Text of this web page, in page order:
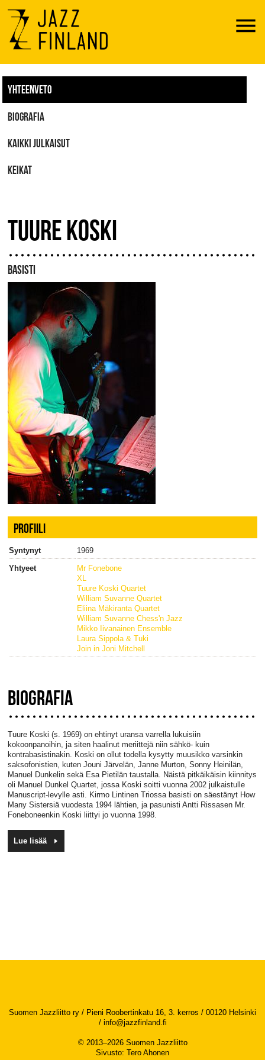
Menu
YHTEENVETO
BIOGRAFIA
KAIKKI JULKAISUT
KEIKAT
TUURE KOSKI
BASISTI
PROFIILI
Syntynyt
1969
Yhtyeet
Mr Fonebone
XL
Tuure Koski Quartet
William Suvanne Quartet
Eliina Mäkiranta Quartet
William Suvanne Chess'n Jazz
Mikko Iivanainen Ensemble
Laura Sippola & Tuki
Join in Joni Mitchell
BIOGRAFIA
Tuure Koski (s. 1969) on ehtinyt uransa varrella lukuisiin
kokoonpanoihin, ja siten haalinut meriittejä niin sähkö- kuin
kontrabasistinakin. Koski on ollut todella kysytty muusikko varsinkin
saksofonistien, kuten Jouni Järvelän, Janne Murton, Sonny Heinilän,
Manuel Dunkelin sekä Esa Pietilän taustalla. Näistä pitkäikäisin kiinnitys
oli Manuel Dunkel Quartet, jossa Koski soitti vuonna 2002 julkaistulle
Manuscript-levylle asti. Kirmo Lintinen Triossa basisti on säestänyt How
Many Sistersiä vuodesta 1994 lähtien, ja pasunisti Antti Rissasen Mr.
Foneboneenkin Koski liittyi jo vuonna 1998.
Lue lisää
Suomen Jazzliitto ry / Pieni Roobertinkatu 16, 3. kerros / 00120 Helsinki
/ info@jazzfinland.fi
© 2013–2026 Suomen Jazzliitto
Sivusto: Tero Ahonen